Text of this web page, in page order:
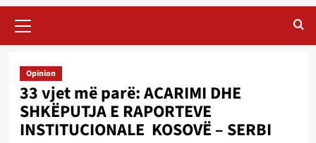
Menu
Opinion
33 vjet më parë: ACARIMI DHE
SHKËPUTJA E RAPORTEVE
INSTITUCIONALE KOSOVË – SERBI